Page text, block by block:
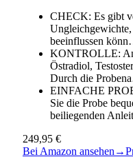
CHECK: Es gibt
beeinflussen
KONTROLLE:
Östradiol,
Durch die
EINFACHE
Sie die Probe
beiliegenden
249,95 €
Bei Amazon ansehen →